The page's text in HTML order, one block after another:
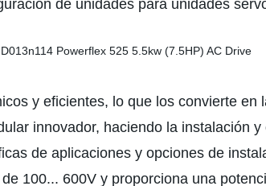
de unidades para unidades
y eficientes, lo que los convierte en
innovador, haciendo la instalación
de aplicaciones y opciones de
100... 600V y proporciona una